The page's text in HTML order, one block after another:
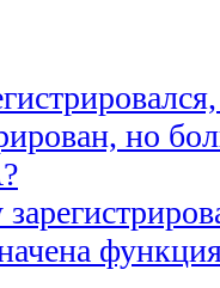
но